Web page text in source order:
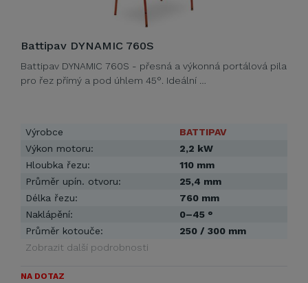
Battipav DYNAMIC 760S
Battipav DYNAMIC 760S - přesná a výkonná portálová pila
pro řez přímý a pod úhlem 45°. Ideální …
Výrobce
BATTIPAV
Výkon motoru:
2,2 kW
Hloubka řezu:
110 mm
Průměr upín. otvoru:
25,4 mm
Délka řezu:
760 mm
Naklápění:
0–45 °
Průměr kotouče:
250 / 300 mm
Zobrazit další podrobnosti
NA DOTAZ